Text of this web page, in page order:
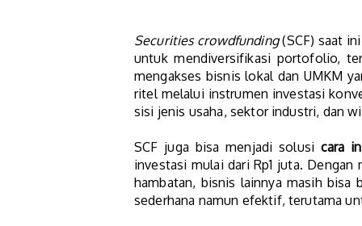
Securities crowdfunding(SCF) saat
untuk mendiversifikasi portofolio,
mengakses bisnis lokal dan UMKM
ritel melalui instrumen investasi
sisi jenis usaha, sektor industri, dan
SCF juga bisa menjadi solusi cara
investasi mulai dari Rp1 juta.
hambatan, bisnis lainnya masih bisa
sederhana namun efektif, terutama